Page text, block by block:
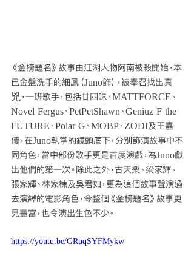
《金榜題名》故事由江湖人物阿南被殺開始，本
已金盤洗手的細鳳（Juno飾），被奉召找出真
兇，一班歌手，包括廿四味、MATTFORCE、
Novel Fergus、PetPetShawn、Geniuz F the
FUTURE、Polar G、MOBP、ZODI及王嘉
儀，在Juno執掌的鏡頭底下，分別飾演故事中不
同角色，當中部份歌手更是首度演戲，為Juno獻
出他們的第一次。除此之外，古天樂、梁家輝、
張家輝、林家棟及吳君如，更為這個故事聲演過
去演繹的電影角色，令整個《金榜題名》故事更
見豐富，也令演出生色不少。
https://youtu.be/GRuqSYFMykw